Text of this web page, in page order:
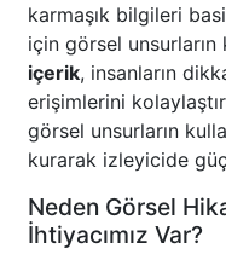
karmaşık bilgileri
için görsel unsurların
içerik, insanların
erişimlerini
görsel unsurların
kurarak izleyicide
Neden Görsel
İhtiyacımız Var?